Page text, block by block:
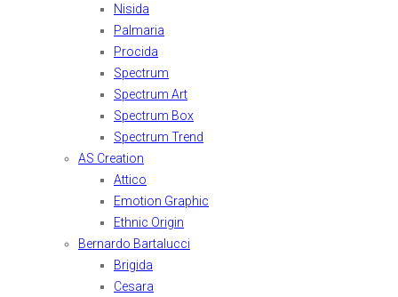
Nisida
Palmaria
Procida
Spectrum
Spectrum Art
Spectrum Box
Spectrum Trend
AS Creation
Attico
Emotion Graphic
Ethnic Origin
Bernardo Bartalucci
Brigida
Cesara